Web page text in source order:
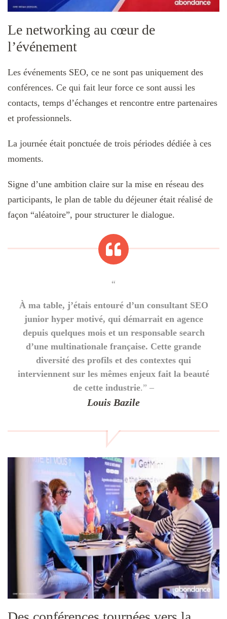
Le networking au cœur de
l’événement
Les événements SEO, ce ne sont pas uniquement des
conférences. Ce qui fait leur force ce sont aussi les
contacts, temps d’échanges et rencontre entre partenaires
et professionnels.
La journée était ponctuée de trois périodes dédiée à ces
moments.
Signe d’une ambition claire sur la mise en réseau des
participants, le plan de table du déjeuner était réalisé de
façon “aléatoire”, pour structurer le dialogue.
“
À ma table, j’étais entouré d’un consultant SEO
junior hyper motivé, qui démarrait en agence
depuis quelques mois et un responsable search
d’une multinationale française. Cette grande
diversité des profils et des contextes qui
interviennent sur les mêmes enjeux fait la beauté
de cette industrie.” –
Louis Bazile